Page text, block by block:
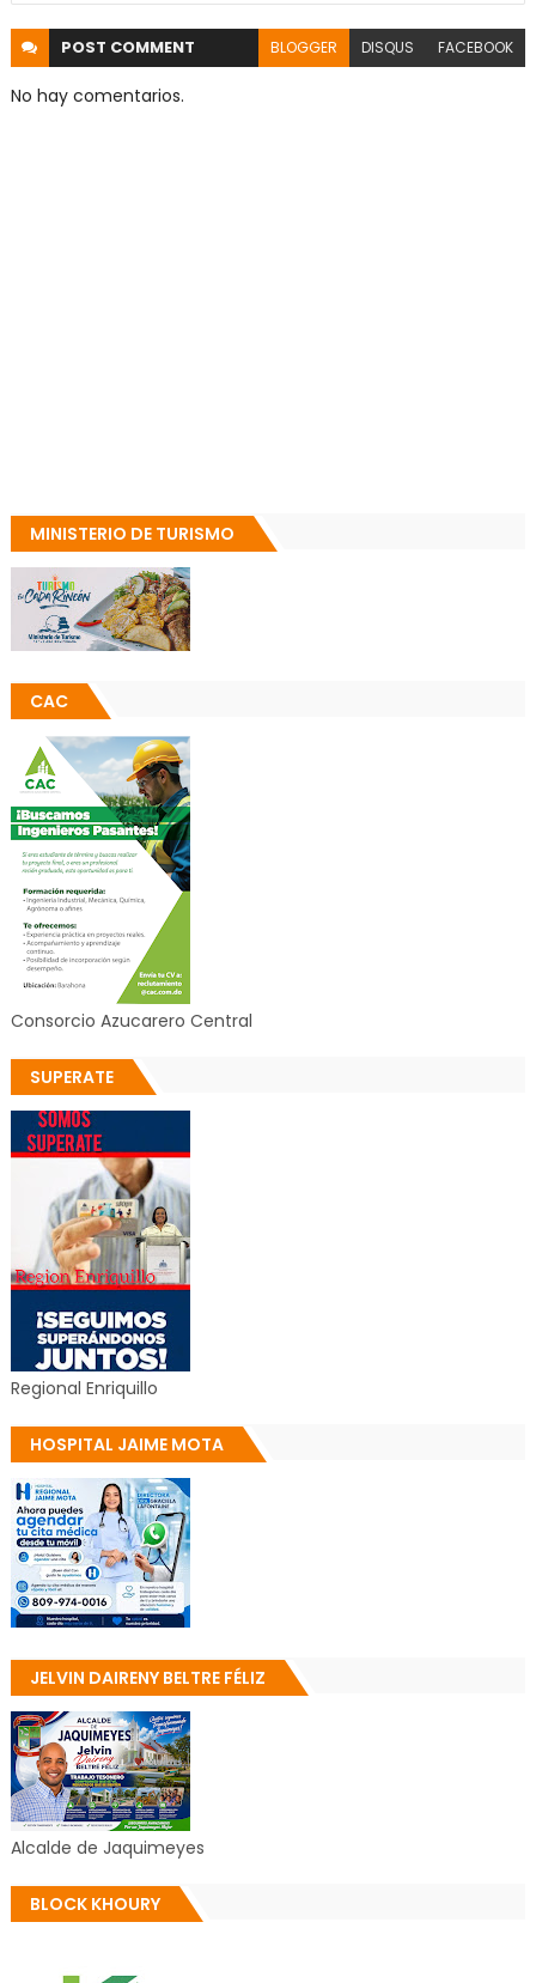
POST COMMENT BLOGGER DISQUS FACEBOOK
No hay comentarios.
MINISTERIO DE TURISMO
CAC
Consorcio Azucarero Central
SUPERATE
Regional Enriquillo
HOSPITAL JAIME MOTA
JELVIN DAIRENY BELTRE FÉLIZ
Alcalde de Jaquimeyes
BLOCK KHOURY